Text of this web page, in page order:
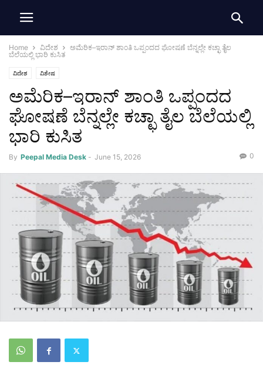
Home ವಿದೇಶ
ಅಮೆರಿಕ–ಇರಾನ್ ಶಾಂತಿ ಒಪ್ಪಂದದ ಘೋಷಣೆ ಬೆನ್ನಲ್ಲೇ ಕಚ್ಛಾ ತೈಲ
ಬೆಲೆಯಲ್ಲಿ ಭಾರಿ ಕುಸಿತ
ವಿದೇಶ ವಿಶೇಷ
ಅಮೆರಿಕ–ಇರಾನ್ ಶಾಂತಿ ಒಪ್ಪಂದದ
ಘೋಷಣೆ ಬೆನ್ನಲ್ಲೇ ಕಚ್ಛಾ ತೈಲ ಬೆಲೆಯಲ್ಲಿ
ಭಾರಿ ಕುಸಿತ
By Peepal Media Desk - June 15, 2026 0